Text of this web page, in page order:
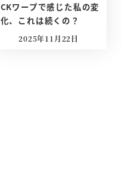
CKワープで感じた私の変
化、これは続くの？
投稿日
2025年11月22日